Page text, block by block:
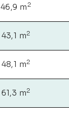
46,9 m 2
43,1 m2
48,1 m2
61,3 m2